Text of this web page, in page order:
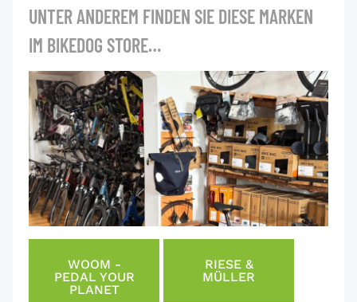
UNTER ANDEREM FINDEN SIE DIESE MARKEN
IM BIKEDOG STORE…
WOOM -
PEDAL YOUR
PLANET
RIESE &
MÜLLER